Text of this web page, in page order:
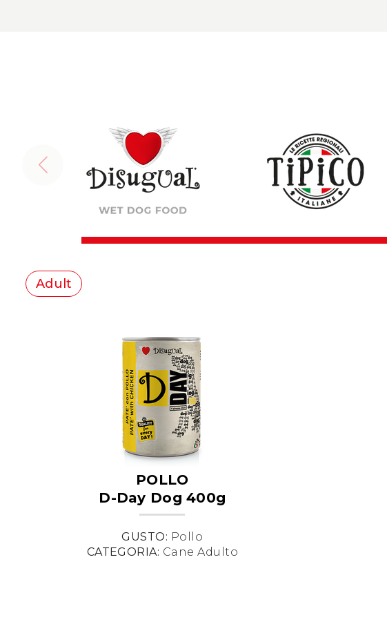
Adult
POLLO
D-Day Dog 400g
GUSTO: Pollo
CATEGORIA: Cane Adulto